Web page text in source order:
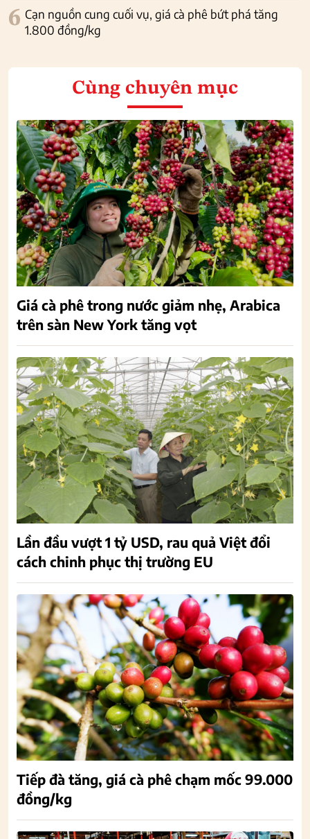
6 Cạn nguồn cung cuối vụ, giá cà phê bứt phá tăng
1.800 đồng/kg
Cùng chuyên mục
Giá cà phê trong nước giảm nhẹ, Arabica
trên sàn New York tăng vọt
Lần đầu vượt 1 tỷ USD, rau quả Việt đổi
cách chinh phục thị trường EU
Tiếp đà tăng, giá cà phê chạm mốc 99.000
đồng/kg